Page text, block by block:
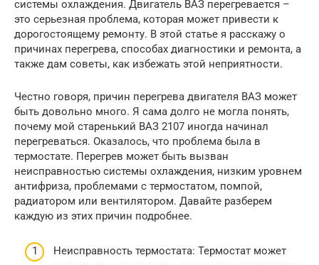
системы охлаждения. Двигатель ВАЗ перегревается –
это серьезная проблема, которая может привести к
дорогостоящему ремонту. В этой статье я расскажу о
причинах перегрева, способах диагностики и ремонта, а
также дам советы, как избежать этой неприятности.
Честно говоря, причин перегрева двигателя ВАЗ может
быть довольно много. Я сама долго не могла понять,
почему мой старенький ВАЗ 2107 иногда начинал
перегреваться. Оказалось, что проблема была в
термостате. Перегрев может быть вызван
неисправностью системы охлаждения, низким уровнем
антифриза, проблемами с термостатом, помпой,
радиатором или вентилятором. Давайте разберем
каждую из этих причин подробнее.
Неисправность термостата: Термостат может